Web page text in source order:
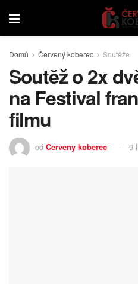
Domů Červený koberec Soutěže
Soutěž o 2x
na Festival
filmu
od Červeny koberec 9